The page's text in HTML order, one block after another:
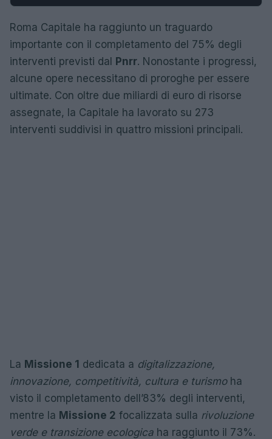
Roma Capitale ha raggiunto un traguardo
importante con il completamento del 75% degli
interventi previsti dal
Pnrr. Nonostante i progressi,
alcune opere necessitano di proroghe per essere
ultimate. Con oltre due miliardi di euro di risorse
assegnate, la Capitale ha lavorato su 273
interventi suddivisi in quattro missioni principali.
La Missione 1 dedicata a digitalizzazione,
innovazione, competitività, cultura e turismoha
visto il completamento dell’83% degli interventi,
mentre la Missione 2 focalizzata sulla rivoluzione
verde e transizione ecologica ha raggiunto il 73%.